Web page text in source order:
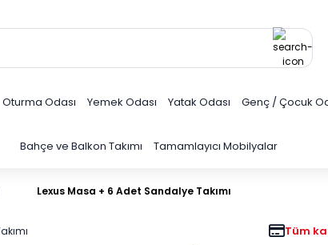
Oturma Odası Yemek Odası Yatak Odası Genç / Çocuk
Bahçe ve Balkon Takımı Tamamlayıcı Mobilyalar
Lexus Masa + 6 Adet Sandalye Takımı
Tüm